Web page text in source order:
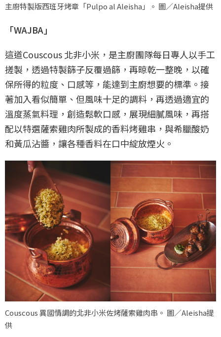
主廚特製版西班牙烤章「Pulpo al Aleisha」。 圖／Aleisha提供
「WAJBA」
這道Couscous 北非小米，是主廚團隊每日專人以手工
搓製，透過特製篩子反覆過篩，再晾乾一整晚，以確
保所得的粒度、口感等，能達到主廚想要的標準。接
著加入看似簡單、但風味十足的調料，再透過適宜的
溫度蒸氣料理，創造鬆軟口感，展現細膩風味，再搭
配以特選薩索雞肉所製成的香料烤雞串，與希臘酸奶
和黃瓜沾醬，讓各種香料在口中綻放煙火。
Couscous 異國情調的北非小米佐烤薩索雞肉串。 圖／Aleisha提
供